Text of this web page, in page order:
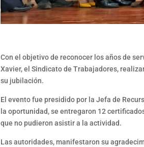
Con el objetivo de reconocer los años de
Xavier, el Sindicato de Trabajadores,
su jubilación.
El evento fue presidido por la Jefa de
la oportunidad, se entregaron 12
que no pudieron asistir a la actividad.
Las autoridades, manifestaron su